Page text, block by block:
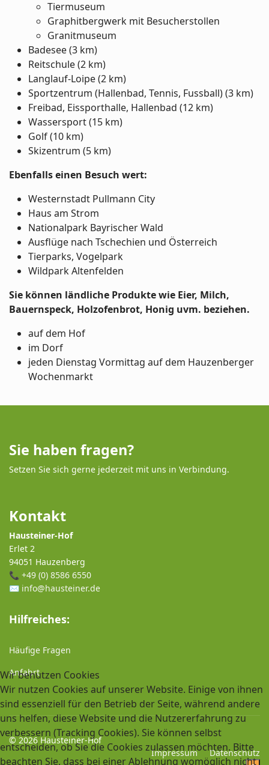
Tiermuseum
Graphitbergwerk mit Besucherstollen
Granitmuseum
Badesee (3 km)
Reitschule (2 km)
Langlauf-Loipe (2 km)
Sportzentrum (Hallenbad, Tennis, Fussball) (3 km)
Freibad, Eissporthalle, Hallenbad (12 km)
Wassersport (15 km)
Golf (10 km)
Skizentrum (5 km)
Ebenfalls einen Besuch wert:
Westernstadt Pullmann City
Haus am Strom
Nationalpark Bayrischer Wald
Ausflüge nach Tschechien und Österreich
Tierparks, Vogelpark
Wildpark Altenfelden
Sie können ländliche Produkte wie Eier, Milch,
Bauernspeck, Holzofenbrot, Honig uvm. beziehen.
auf dem Hof
im Dorf
jeden Dienstag Vormittag auf dem Hauzenberger
Wochenmarkt
Sie haben fragen?
Setzen Sie sich gerne jederzeit mit uns in Verbindung.
Kontakt
Hausteiner-Hof
Erlet 2
94051 Hauzenberg
📞 +49 (0) 8586 6550
✉️ info@hausteiner.de
Hilfreiches:
Häufige Fragen
Anfahrt
© 2026 Hausteiner-Hof
Impressum
Datenschutz
Wir benutzen Cookies
Wir nutzen Cookies auf unserer Website. Einige von ihnen
sind essenziell für den Betrieb der Seite, während andere
uns helfen, diese Website und die Nutzererfahrung zu
verbessern (Tracking Cookies). Sie können selbst
entscheiden, ob Sie die Cookies zulassen möchten. Bitte
beachten Sie, dass bei einer Ablehnung womöglich nicht